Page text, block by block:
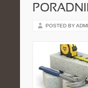
POSTED BY